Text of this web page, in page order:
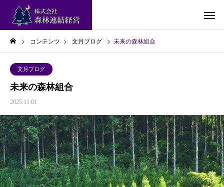
コンテンツ 文月ブログ 未来の森林組合
文月ブログ
未来の森林組合
2025.11.01